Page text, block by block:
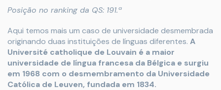
Posição no ranking da QS: 191.ª
Aqui temos mais um caso de universidade desmembrada
originando duas instituições de línguas diferentes. A
Université catholique de Louvain é a maior
universidade de língua francesa da Bélgica e surgiu
em 1968 com o desmembramento da Universidade
Católica de Leuven, fundada em 1834.